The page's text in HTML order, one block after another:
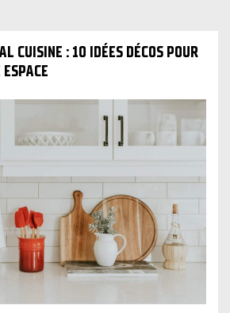
CUISINE : 10 IDÉES DÉCOS POUR